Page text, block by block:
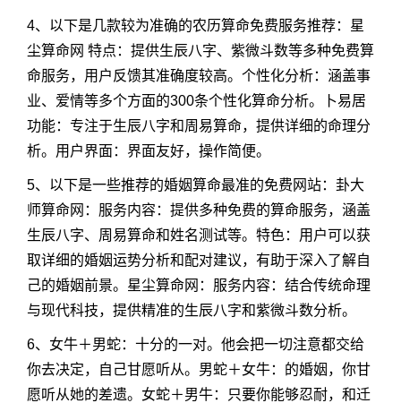
4、以下是几款较为准确的农历算命免费服务推荐：星
尘算命网 特点：提供生辰八字、紫微斗数等多种免费算
命服务，用户反馈其准确度较高。个性化分析：涵盖事
业、爱情等多个方面的300条个性化算命分析。卜易居
功能：专注于生辰八字和周易算命，提供详细的命理分
析。用户界面：界面友好，操作简便。
5、以下是一些推荐的婚姻算命最准的免费网站：卦大
师算命网：服务内容：提供多种免费的算命服务，涵盖
生辰八字、周易算命和姓名测试等。特色：用户可以获
取详细的婚姻运势分析和配对建议，有助于深入了解自
己的婚姻前景。星尘算命网：服务内容：结合传统命理
与现代科技，提供精准的生辰八字和紫微斗数分析。
6、女牛＋男蛇：十分的一对。他会把一切注意都交给
你去决定，自己甘愿听从。男蛇＋女牛：的婚姻，你甘
愿听从她的差遗。女蛇＋男牛：只要你能够忍耐，和迁